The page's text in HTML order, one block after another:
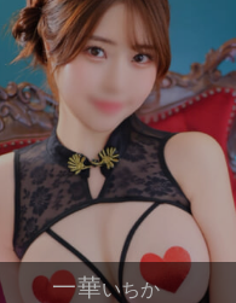
一華いちか